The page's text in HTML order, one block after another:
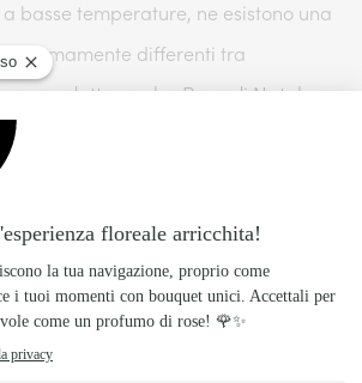
basse temperature, ne esistono una
differenti tra
nero, detto anche Rosa di Natale,
all’Elleboro bianco: l’elenco
per lo più accumunate
fin dai tempi antichi che ne
per colorare i tessuti, la